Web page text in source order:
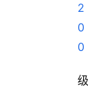
2
0
0
级